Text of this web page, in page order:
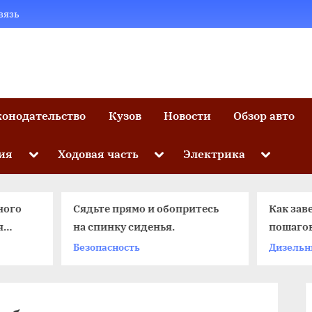
Кузов Новости Обзор авто
Toggle
menu
Ходовая часть Toggle
menu
Электрика Toggle
menu
прямо и обопритесь
спинку сиденья.
Как завести машину:
пошаговая
Дизельный двигатель